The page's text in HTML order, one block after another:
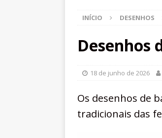
INÍCIO DESENHOS
Desenhos
18 de junho de 2026
Os desenhos de
tradicionais das